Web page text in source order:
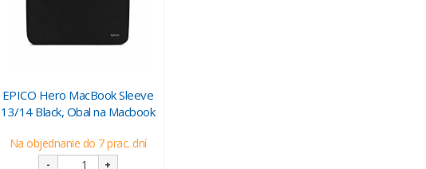
EPICO Hero MacBook Sleeve
13/14 Black, Obal na Macbook
Na objednanie do 7 prac. dní
- +